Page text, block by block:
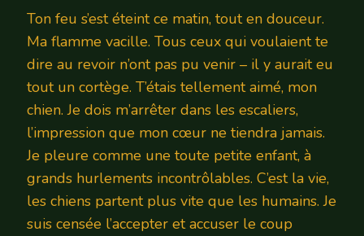
Ton feu s’est éteint ce matin, tout en douceur.
Ma flamme vacille. Tous ceux qui voulaient te
dire au revoir n’ont pas pu venir – il y aurait eu
tout un cortège. T’étais tellement aimé, mon
chien. Je dois m’arrêter dans les escaliers,
l’impression que mon cœur ne tiendra jamais.
Je pleure comme une toute petite enfant, à
grands hurlements incontrôlables. C’est la vie,
les chiens partent plus vite que les humains. Je
suis censée l’accepter et accuser le coup